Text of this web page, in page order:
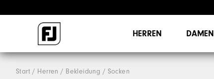
HERREN DAMEN
Start Herren Bekleidung Socken